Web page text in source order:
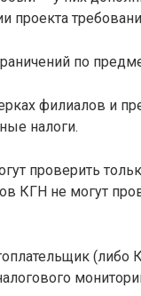
проекта
по
филиалов и
налоги.
проверить
КГН не могут